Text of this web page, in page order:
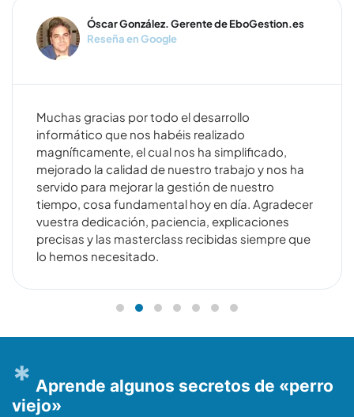
Óscar González. Gerente de EboGestion.es
Reseña en Google
Muchas gracias por todo el desarrollo
informático que nos habéis realizado
magníficamente, el cual nos ha simplificado,
mejorado la calidad de nuestro trabajo y nos ha
servido para mejorar la gestión de nuestro
tiempo, cosa fundamental hoy en día. Agradecer
vuestra dedicación, paciencia, explicaciones
precisas y las masterclass recibidas siempre que
lo hemos necesitado.
* Aprende algunos secretos de «perro
viejo»